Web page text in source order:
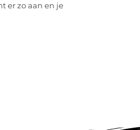
er zo aan en je